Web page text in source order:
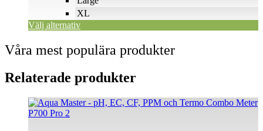
XL
Välj alternativ
produktsidan
Våra mest populära produkter
Relaterade produkter